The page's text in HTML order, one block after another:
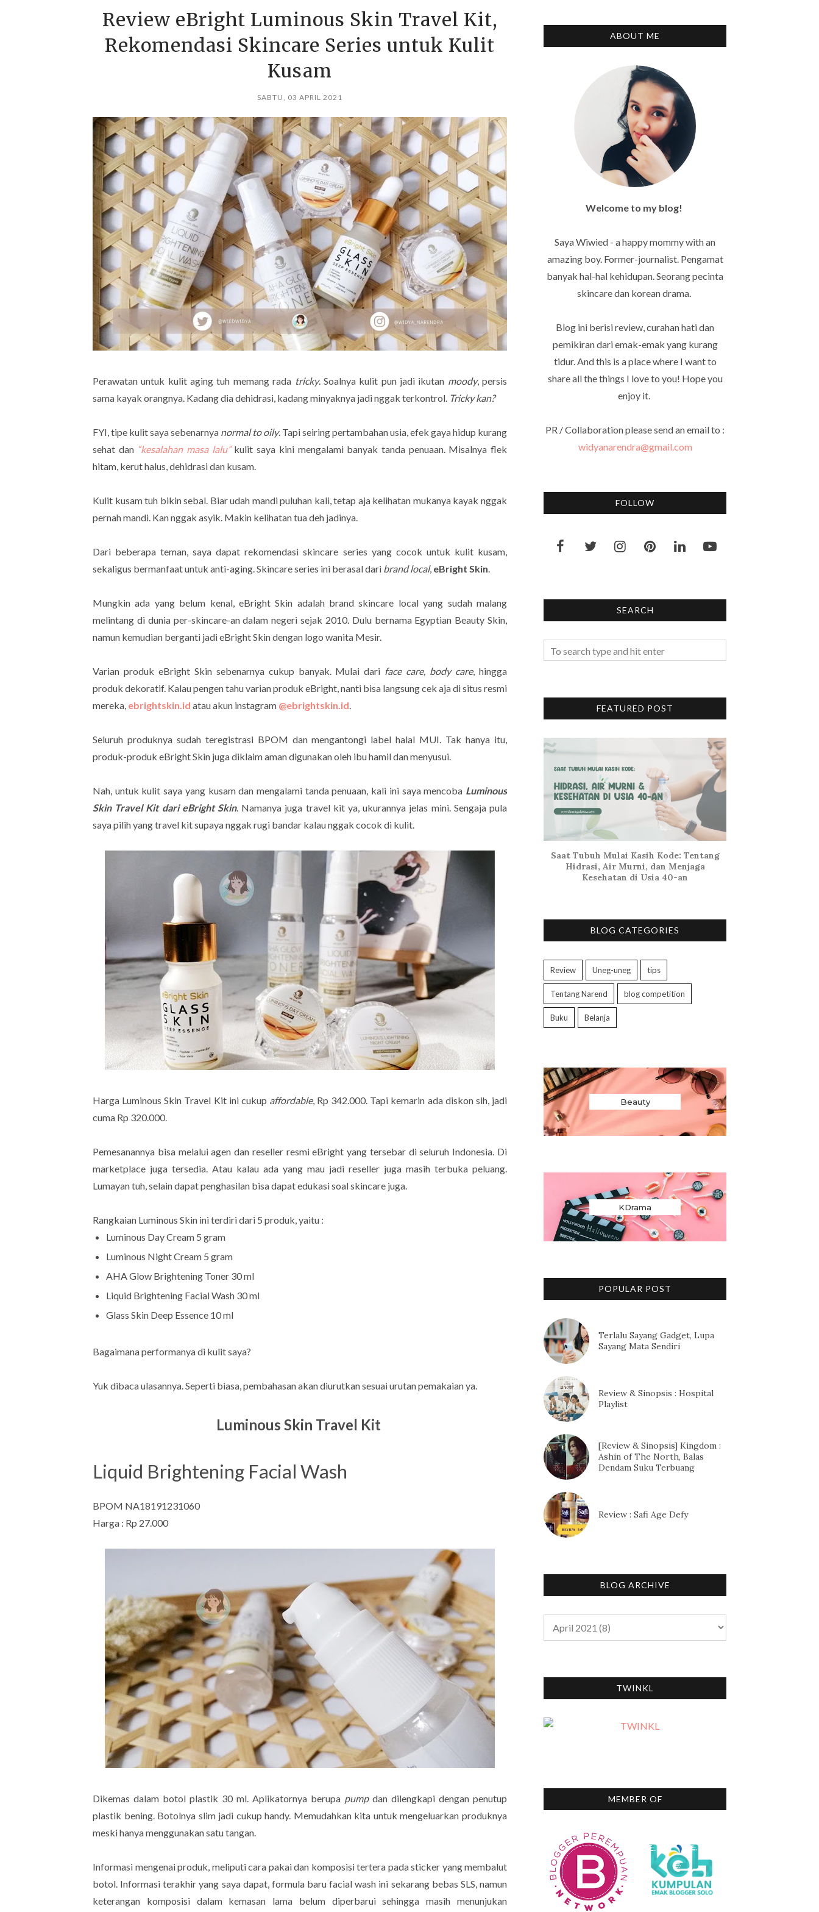
Review eBright Luminous Skin Travel Kit,
Rekomendasi Skincare Series untuk Kulit
Kusam
SABTU, 03 APRIL 2021
Perawatan untuk kulit aging tuh memang rada tricky. Soalnya kulit pun jadi ikutan moody, persis
sama kayak orangnya. Kadang dia dehidrasi, kadang minyaknya jadi nggak terkontrol. Tricky kan?
FYI, tipe kulit saya sebenarnya normal to oily. Tapi seiring pertambahan usia, efek gaya hidup kurang
sehat dan “kesalahan masa lalu”kulit saya kini mengalami banyak tanda penuaan. Misalnya flek
hitam, kerut halus, dehidrasi dan kusam.
Kulit kusam tuh bikin sebal. Biar udah mandi puluhan kali, tetap aja kelihatan mukanya kayak nggak
pernah mandi. Kan nggak asyik. Makin kelihatan tua deh jadinya.
Dari beberapa teman, saya dapat rekomendasi skincare series yang cocok untuk kulit kusam,
sekaligus bermanfaat untuk anti-aging. Skincare series ini berasal dari brand local, eBright Skin
Mungkin ada yang belum kenal, eBright Skin adalah brand skincare local yang sudah malang
melintang di dunia per-skincare-an dalam negeri sejak 2010. Dulu bernama Egyptian Beauty Skin,
namun kemudian berganti jadi eBright Skin dengan logo wanita Mesir.
Varian produk eBright Skin sebenarnya cukup banyak. Mulai dari face care, body care, hingga
produk dekoratif. Kalau pengen tahu varian produk eBright, nanti bisa langsung cek aja di situs resmi
mereka, ebrightskin.id atau akun instagram @ebrightskin.id
Seluruh produknya sudah teregistrasi BPOM dan mengantongi label halal MUI. Tak hanya itu,
produk-produk eBright Skin juga diklaim aman digunakan oleh ibu hamil dan menyusui.
Nah, untuk kulit saya yang kusam dan mengalami tanda penuaan, kali ini saya mencoba Luminous
Skin Travel Kit dari eBright Skin. Namanya juga travel kit ya, ukurannya jelas mini. Sengaja pula
saya pilih yang travel kit supaya nggak rugi bandar kalau nggak cocok di kulit.
Harga Luminous Skin Travel Kit ini cukup affordable, Rp 342.000. Tapi kemarin ada diskon sih, jadi
cuma Rp 320.000.
Pemesanannya bisa melalui agen dan reseller resmi eBright yang tersebar di seluruh Indonesia. Di
marketplace juga tersedia. Atau kalau ada yang mau jadi reseller juga masih terbuka peluang.
Lumayan tuh, selain dapat penghasilan bisa dapat edukasi soal skincare juga.
Rangkaian Luminous Skin ini terdiri dari 5 produk, yaitu :
Luminous Day Cream 5 gram
Luminous Night Cream 5 gram
AHA Glow Brightening Toner 30 ml
Liquid Brightening Facial Wash 30 ml
Glass Skin Deep Essence 10 ml
Bagaimana performanya di kulit saya?
Yuk dibaca ulasannya. Seperti biasa, pembahasan akan diurutkan sesuai urutan pemakaian ya.
Luminous Skin Travel Kit
Liquid Brightening Facial Wash
BPOM NA18191231060
Harga : Rp 27.000
Dikemas dalam botol plastik 30 ml. Aplikatornya berupa pumpdan dilengkapi dengan penutup
plastik bening. Botolnya slim jadi cukup handy. Memudahkan kita untuk mengeluarkan produknya
meski hanya menggunakan satu tangan.
Informasi mengenai produk, meliputi cara pakai dan komposisi tertera pada sticker yang membalut
botol. Informasi terakhir yang saya dapat, formula baru facial wash ini sekarang bebas SLS, namun
keterangan komposisi dalam kemasan lama belum diperbarui sehingga masih menunjukan
ABOUT ME
Welcome to my blog!
Saya Wiwied - a happy mommy with an
amazing boy. Former-journalist. Pengamat
banyak hal-hal kehidupan. Seorang pecinta
skincare dan korean drama.
Blog ini berisi review, curahan hati dan
pemikiran dari emak-emak yang kurang
tidur. And this is a place where I want to
share all the things I love to you! Hope you
enjoy it.
PR / Collaboration please send an email to :
widyanarendra@gmail.com
FOLLOW
SEARCH
FEATURED POST
Saat Tubuh Mulai Kasih Kode: Tentang
Hidrasi, Air Murni, dan Menjaga
Kesehatan di Usia 40-an
BLOG CATEGORIES
Review Uneg-uneg tips
Tentang Narend blog competition
Buku Belanja
Beauty
KDrama
POPULAR POST
Terlalu Sayang Gadget, Lupa
Sayang Mata Sendiri
Review & Sinopsis : Hospital
Playlist
[Review & Sinopsis] Kingdom :
Ashin of The North, Balas
Dendam Suku Terbuang
Review : Safi Age Defy
BLOG ARCHIVE
TWINKL
MEMBER OF